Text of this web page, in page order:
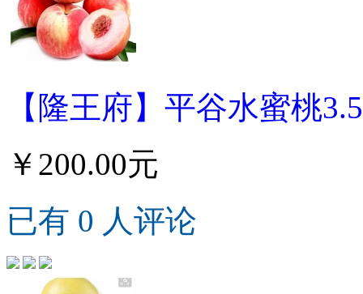
【隆王府】平谷水蜜桃
￥200.00元
已有 0 人评论